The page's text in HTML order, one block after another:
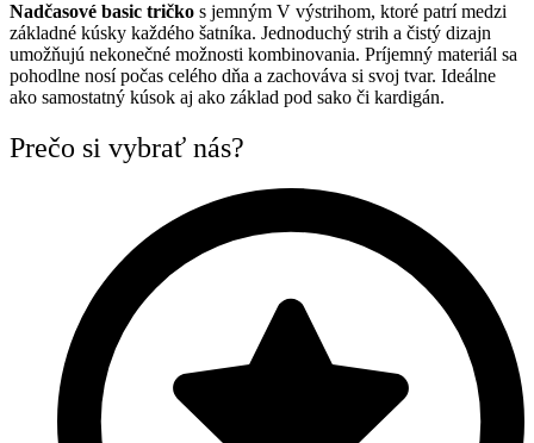
Nadčasové basic tričko s jemným V výstrihom, ktoré patrí medzi
základné kúsky každého šatníka. Jednoduchý strih a čistý dizajn
umožňujú nekonečné možnosti kombinovania. Príjemný materiál sa
pohodlne nosí počas celého dňa a zachováva si svoj tvar. Ideálne
ako samostatný kúsok aj ako základ pod sako či kardigán.
Prečo si vybrať nás?